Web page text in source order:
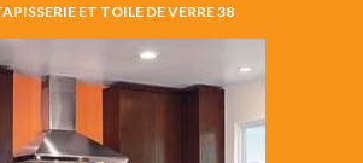
ET TOILE DE VERRE 38